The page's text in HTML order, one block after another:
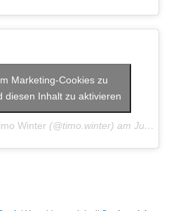
Winter (@timo.winter) amJun 19, 2019 um 9:24 PDT
Marketing-Cookies zu
diesen Inhalt zu aktivieren